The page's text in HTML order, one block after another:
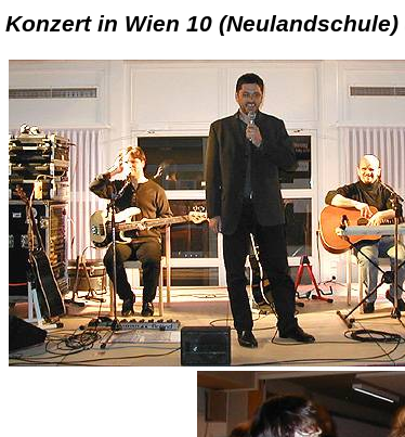
Konzert in Wien 10 (Neulandschule)